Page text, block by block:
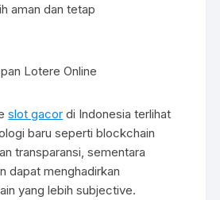
aman dan tetap
Lotere Online
slot gacor di Indonesia terlihat
baru seperti blockchain
transparansi, sementara
dapat menghadirkan
yang lebih subjective.